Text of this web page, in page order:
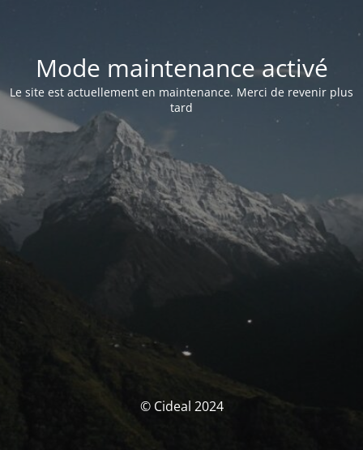
Mode maintenance activé
Le site est actuellement en maintenance. Merci de revenir plus
tard
© Cideal 2024